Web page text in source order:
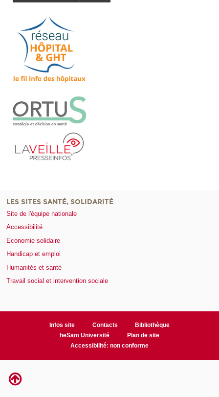
LES SITES SANTÉ, SOLIDARITÉ
Site de l'équipe nationale
Accessibilité
Economie solidaire
Handicap et emploi
Humanités et santé
Travail social et intervention sociale
Infos site Contacts
Bibliothèque
heSam Université
Plan de site
Accessibilité: non conforme